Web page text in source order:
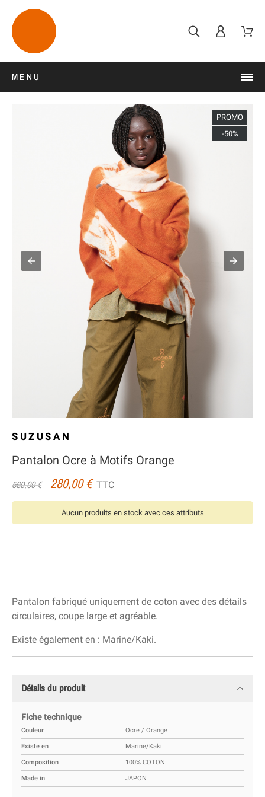
MENU
PROMO
-50%
SUZUSAN
Pantalon Ocre à Motifs Orange
560,00 € 280,00 €TTC
Aucun produits en stock avec ces attributs
Pantalon fabriqué uniquement de coton avec des détails
circulaires, coupe large et agréable.
Existe également en : Marine/Kaki.
Détails du produit
Fiche technique
Couleur Ocre / Orange
Existe en Marine/Kaki
Composition 100% COTON
Made in JAPON